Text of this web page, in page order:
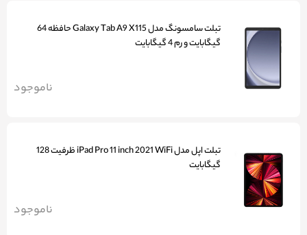
تبلت سامسونگ مدل Galaxy Tab A9 X115 حافظه 64
گیگابایت و رم 4 گیگابایت
ناموجود
تبلت اپل مدل iPad Pro 11 inch 2021 WiFi ظرفیت 128
گیگابایت
ناموجود